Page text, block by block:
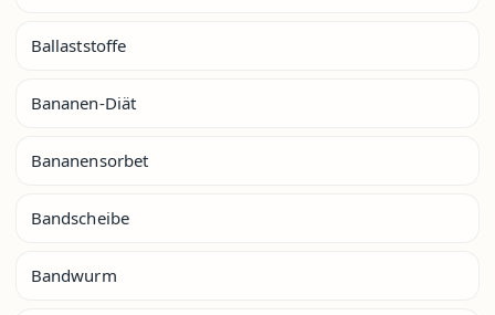
Ballaststoffe
Bananen-Diät
Bananensorbet
Bandscheibe
Bandwurm